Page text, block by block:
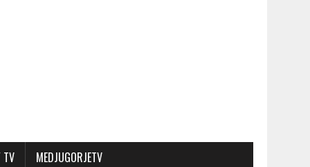
TV MEDJUGORJETV